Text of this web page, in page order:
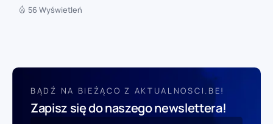
56 Wyświetleń
BĄDŹ NA BIEŻĄCO Z AKTUALNOSCI.BE!
Zapisz się do naszego newslettera!